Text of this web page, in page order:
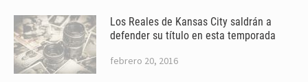
Los Reales de Kansas City saldrán a
defender su título en esta temporada
febrero 20, 2016